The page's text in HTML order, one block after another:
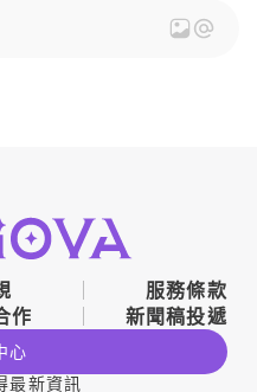
服務條款
作 新聞稿投遞
心
最新資訊